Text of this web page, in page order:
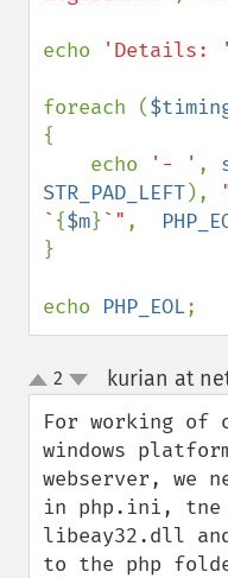
echo 'Details: '
foreach (
{
    echo
'- ' ,
STR_PAD_LEFT),
` {$m}`" ,
}
echo PHP_EOL;
up
down
2 kurian at
For working of
windows
webserver, we
in php.ini, tne
libeay32.dll
to the php